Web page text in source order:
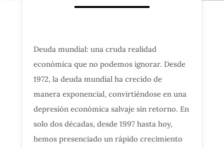
Deuda mundial: una cruda realidad
económica que no podemos ignorar. Desde
1972, la deuda mundial ha crecido de
manera exponencial, convirtiéndose en una
depresión económica salvaje sin retorno. En
solo dos décadas, desde 1997 hasta hoy,
hemos presenciado un rápido crecimiento